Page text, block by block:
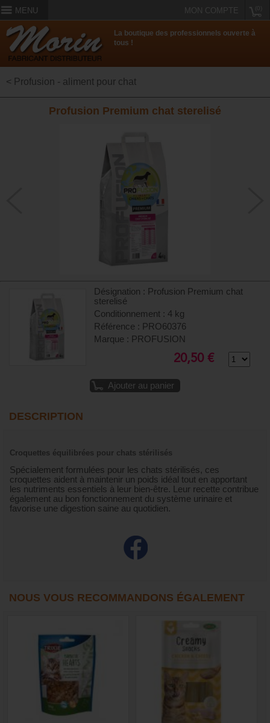
MENU MON COMPTE
La boutique des professionnels ouverte à
tous !
< Profusion - aliment pour chat
Profusion Premium chat sterelisé
Désignation : Profusion Premium chat
sterelisé
Conditionnement : 4 kg
Référence : PRO60376
Marque : PROFUSION
20,50 €
Ajouter au panier
DESCRIPTION
Croquettes équilibrées pour chats stérilisés
Spécialement formulées pour les chats stérilisés, ces
croquettes aident à maintenir un poids idéal tout en apportant
les nutriments essentiels à leur bien-être. Leur recette contribue
également au bon fonctionnement du système urinaire et
favorise une digestion saine au quotidien.
NOUS VOUS RECOMMANDONS ÉGALEMENT